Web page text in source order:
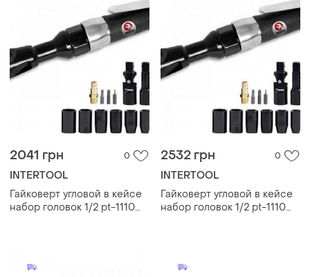
2041 грн 0
INTERTOOL
Гайковерт угловой в кейсе
набор головок 1/2 pt-1110
2532 грн 0
INTERTOOL
Гайковерт угловой в кейсе
набор головок 1/2 pt-1110